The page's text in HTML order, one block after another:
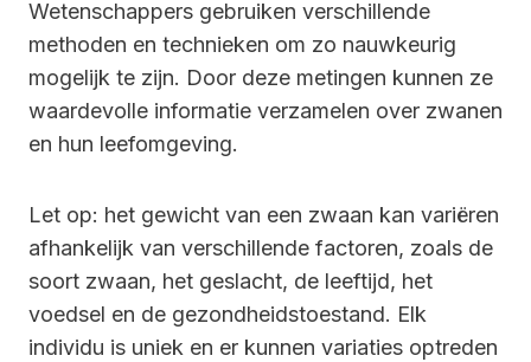
Wetenschappers gebruiken verschillende
methoden en technieken om zo nauwkeurig
mogelijk te zijn. Door deze metingen kunnen ze
waardevolle informatie verzamelen over zwanen
en hun leefomgeving.
Let op: het gewicht van een zwaan kan variëren
afhankelijk van verschillende factoren, zoals de
soort zwaan, het geslacht, de leeftijd, het
voedsel en de gezondheidstoestand. Elk
individu is uniek en er kunnen variaties optreden